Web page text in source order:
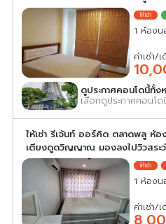
1 ห้อง
ค่าเช่า/
ดูประกาศคอนโดนี้ทั้ง
เลือกดูประกาศคอนโด
ให้เช่า รีเจ้นท์ ออร์คิด ตลาดพลู ห้
เตียงดูดวิญญาณ มองลงไปวิวสระ
1 ห้อง
ค่าเช่า/